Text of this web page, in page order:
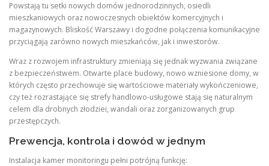
Powstają tu setki nowych domów jednorodzinnych, osiedli
mieszkaniowych oraz nowoczesnych obiektów komercyjnych i
magazynowych. Bliskość Warszawy i dogodne połączenia komunikacyjne
przyciągają zarówno nowych mieszkańców, jak i inwestorów.
Wraz z rozwojem infrastruktury zmieniają się jednak wyzwania związane
z bezpieczeństwem. Otwarte place budowy, nowo wzniesione domy, w
których często przechowuje się wartościowe materiały wykończeniowe,
czy też rozrastające się strefy handlowo-usługowe stają się naturalnym
celem dla drobnych złodziei, wandali oraz zorganizowanych grup
przestępczych.
Prewencja, kontrola i dowód w jednym
Instalacja kamer monitoringu pełni potrójną funkcję: